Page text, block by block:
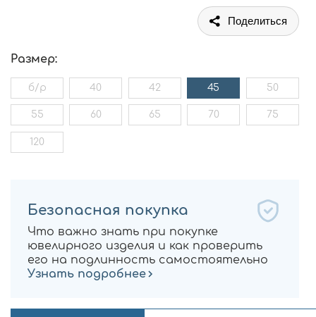
Поделиться
Размер:
б/р 40 42 45 50
55 60 65 70 75
120
Безопасная покупка
Что важно знать при покупке
ювелирного изделия и как проверить
его на подлинность самостоятельно
Узнать подробнее